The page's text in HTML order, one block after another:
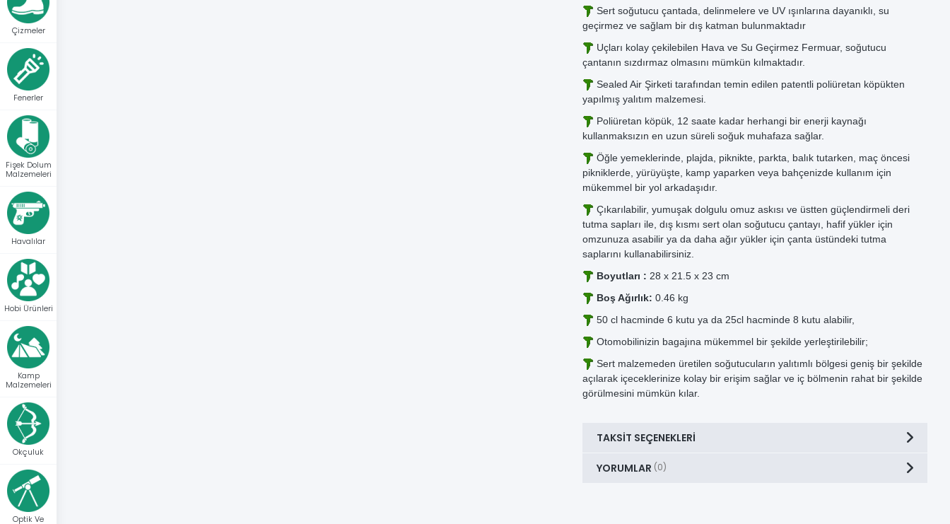
Çizmeler
Fenerler
Fişek Dolum
Malzemeleri
Havalılar
Hobi Ürünleri
Kamp
Malzemeleri
Okçuluk
Optik Ve
Sert soğutucu çantada, delinmelere ve UV ışınlarına dayanıklı, su
geçirmez ve sağlam bir dış katman bulunmaktadır
Uçları kolay çekilebilen Hava ve Su Geçirmez Fermuar, soğutucu
çantanın sızdırmaz olmasını mümkün kılmaktadır.
Sealed Air Şirketi tarafından temin edilen patentli poliüretan köpükten
yapılmış yalıtım malzemesi.
Poliüretan köpük, 12 saate kadar herhangi bir enerji kaynağı
kullanmaksızın en uzun süreli soğuk muhafaza sağlar.
Öğle yemeklerinde, plajda, piknikte, parkta, balık tutarken, maç öncesi
pikniklerde, yürüyüşte, kamp yaparken veya bahçenizde kullanım için
mükemmel bir yol arkadaşıdır.
Çıkarılabilir, yumuşak dolgulu omuz askısı ve üstten güçlendirmeli deri
tutma sapları ile, dış kısmı sert olan soğutucu çantayı, hafif yükler için
omzunuza asabilir ya da daha ağır yükler için çanta üstündeki tutma
saplarını kullanabilirsiniz.
Boyutları : 28 x 21.5 x 23 cm
Boş Ağırlık: 0.46 kg
50 cl hacminde 6 kutu ya da 25cl hacminde 8 kutu alabilir,
Otomobilinizin bagajına mükemmel bir şekilde yerleştirilebilir;
Sert malzemeden üretilen soğutucuların yalıtımlı bölgesi geniş bir şekilde
açılarak içeceklerinize kolay bir erişim sağlar ve iç bölmenin rahat bir şekilde
görülmesini mümkün kılar.
TAKSIT SEÇENEKLERI
YORUMLAR (0)